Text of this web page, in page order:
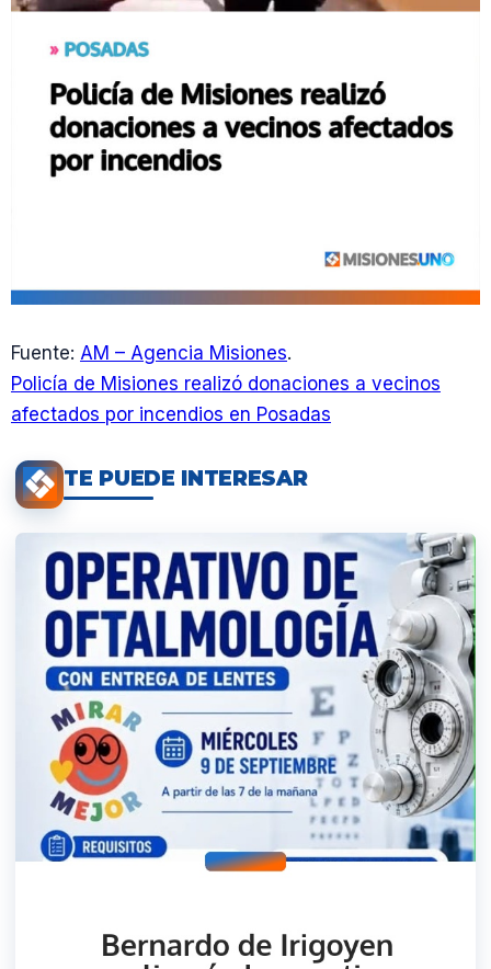
Fuente: AM – Agencia Misiones.
Policía de Misiones realizó donaciones a vecinos
afectados por incendios en Posadas
TE PUEDE INTERESAR